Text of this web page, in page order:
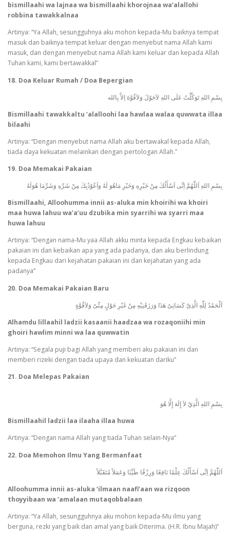
bismillaahi wa lajnaa wa bismillaahi khorojnaa wa’alallohi
robbina tawakkalnaa
Artinya: “Ya Allah, sesungguhnya aku mohon kepada-Mu baiknya tempat
masuk dan baiknya tempat keluar dengan menyebut nama Allah kami
masuk, dan dengan menyebut nama Allah kami keluar dan kepada Allah
Tuhan kami, kami bertawakkal”
18. Doa Keluar Rumah / Doa Bepergian
بِسْمِ اللهِ تَوَكَّلْتُ عَلَى اللهِ لاَحَوْلَ وَلاَقُوَّةَ اِلاَّ بِالله
Bismillaahi tawakkaltu ‘alalloohi laa hawlaa walaa quwwata illaa
bilaahi
Artinya: “Dengan menyebut nama Allah aku bertawakal kepada Allah,
tiada daya kekuatan melainkan dengan pertologan Allah.”
19. Doa Memakai Pakaian
بِسْمِ اللهِ اَللّٰهُمَّ اِنِّى اَسْأَلُكَ مِنْ خَيْرِهِ وَخَيْرِ مَاهُوَ لَهُ وَاَعُوْذُبِكَ مِنْ شَرِّهِ وَشَرِّمَا هُوَلَهُ
Bismillaahi, Alloohumma innii as-aluka min khoirihi wa khoiri
maa huwa lahuu wa’a’uu dzubika min syarrihi wa syarri maa
huwa lahuu
Artinya: “Dengan nama-Mu yaa Allah akku minta kepada Engkau kebaikan
pakaian ini dan kebaikan apa yang ada padanya, dan aku berlindung
kepada Engkau dari kejahatan pakaian ini dan kejahatan yang ada
padanya”
20. Doa Memakai Pakaian Baru
اَلْحَمْدُ لِلّٰهِ الَّذِىْ كَسَانِىْ هَذَا وَرَزَقَنِيْهِ مِنْ غَيْرِ حَوْلٍ مِنِّىْ وَلاَقُوَّةٍ
Alhamdu lillaahil ladzii kasaanii haadzaa wa rozaqoniihi min
ghoiri hawlim minni wa laa quwwatin
Artinya: “Segala puji bagi Allah yang memberi aku pakaian ini dan
memberi rizeki dengan tiada upaya dan kekuatan dariku”
21. Doa Melepas Pakaian
بِسْمِ اللهِ الَّذِيْ لاَ إِلَهَ إِلَّا هُوَ
Bismillaahil ladzii laa ilaaha illaa huwa
Artinya: “Dengan nama Allah yang tiada Tuhan selain-Nya”
22. Doa Memohon Ilmu Yang Bermanfaat
اَللّٰهُمَّ اِنِّى اَسْأَلُكَ عِلْمًا نَافِعًا وَرِزْقًا طَيِّبًا وَعَمَلاً مُتَقَبَّلاً
Alloohumma innii as-aluka ‘ilmaan naafi’aan wa rizqoon
thoyyibaan wa ‘amalaan mutaqobbalaan
Artinya: “Ya Allah, sesungguhnya aku mohon kepada-Mu ilmu yang
berguna, rezki yang baik dan amal yang baik Diterima. (H.R. Ibnu Majah)”